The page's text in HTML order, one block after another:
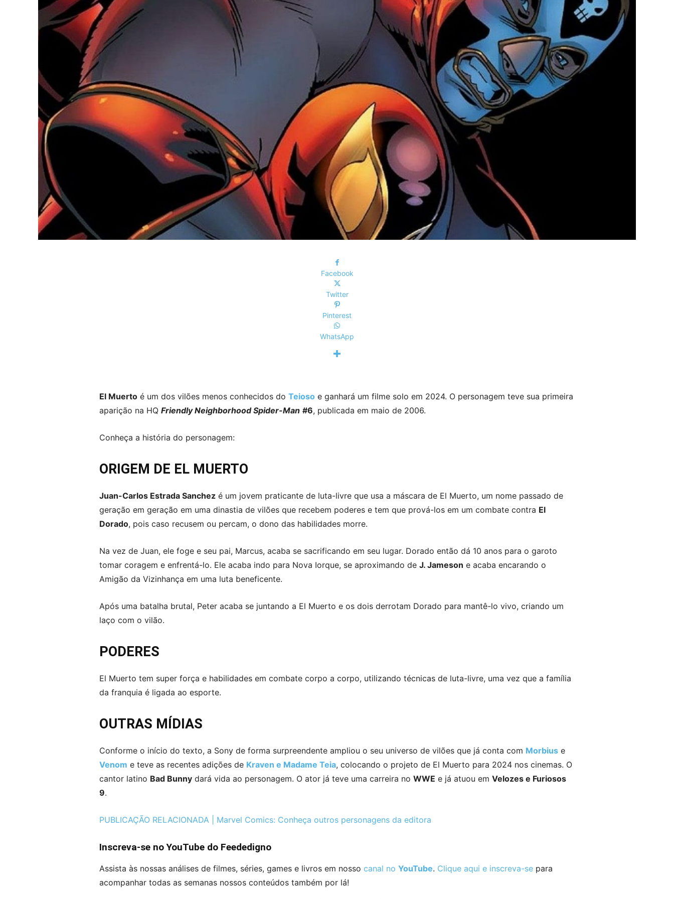
Facebook
Twitter
Pinterest
WhatsApp
El Muerto é um dos vilões menos conhecidos do Teioso e ganhará um filme solo em 2024. O personagem teve sua primeira
aparição na HQ Friendly Neighborhood Spider-Man #6, publicada em maio de 2006.
Conheça a história do personagem:
ORIGEM DE EL MUERTO
Juan-Carlos Estrada Sanchez é um jovem praticante de luta-livre que usa a máscara de El Muerto, um nome passado de
geração em geração em uma dinastia de vilões que recebem poderes e tem que prová-los em um combate contra El
Dorado, pois caso recusem ou percam, o dono das habilidades morre.
Na vez de Juan, ele foge e seu pai, Marcus, acaba se sacrificando em seu lugar. Dorado então dá 10 anos para o garoto
tomar coragem e enfrentá-lo. Ele acaba indo para Nova Iorque, se aproximando de J. Jameson e acaba encarando o
Amigão da Vizinhança em uma luta beneficente.
Após uma batalha brutal, Peter acaba se juntando a El Muerto e os dois derrotam Dorado para mantê-lo vivo, criando um
laço com o vilão.
PODERES
El Muerto tem super força e habilidades em combate corpo a corpo, utilizando técnicas de luta-livre, uma vez que a família
da franquia é ligada ao esporte.
OUTRAS MÍDIAS
Conforme o início do texto, a Sony de forma surpreendente ampliou o seu universo de vilões que já conta com Morbius e
Venom e teve as recentes adições de Kraven e Madame Teia, colocando o projeto de El Muerto para 2024 nos cinemas. O
cantor latino Bad Bunny dará vida ao personagem. O ator já teve uma carreira no WWE e já atuou em Velozes e Furiosos
9.
PUBLICAÇÃO RELACIONADA | Marvel Comics: Conheça outros personagens da editora
Inscreva-se no YouTube do Feededigno
Assista às nossas análises de filmes, séries, games e livros em nosso canal no YouTube. Clique aqui e inscreva-se para
acompanhar todas as semanas nossos conteúdos também por lá!